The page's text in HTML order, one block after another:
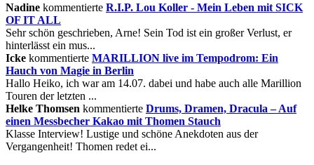
Nadine kommentierte R.I.P. Lou Koller - Mein Leben mit SICK
OF IT ALL
Sehr schön geschrieben, Arne! Sein Tod ist ein großer Verlust, er
hinterlässt ein mus...
Icke kommentierte MARILLION live im Tempodrom: Ein
Hauch von Magie in Berlin
Hallo Heiko, ich war am 14.07. dabei und habe auch alle Marillion
Touren der letzten ...
Helke Thomsen kommentierte Drums, Dramen, Dracula – Auf
einen Messbecher Kakao mit Thomen Stauch
Klasse Interview! Lustige und schöne Anekdoten aus der
Vergangenheit! Thomen redet ei...